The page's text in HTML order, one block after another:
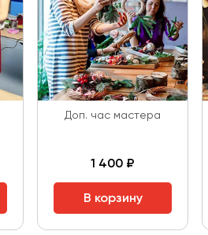
Доп. час мастера
1 400 ₽
В корзину